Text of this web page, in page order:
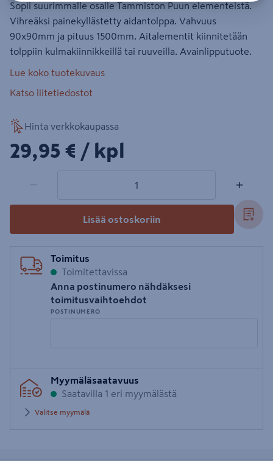
Sopii suurimmalle osalle Tammiston Puun elementeistä.
Vihreäksi painekyllästetty aidantolppa. Vahvuus
90x90mm ja pituus 1500mm. Aitalementit kiinnitetään
tolppiin kulmakiinnikkeillä tai ruuveilla. Avainlipputuote.
Lue koko tuotekuvaus
Katso liitetiedostot
Hinta verkkokaupassa
29,95€/kpl
29,95 € / kpl
− +
Lisää ostoskoriin
Toimitus
Toimitettavissa
Anna postinumero nähdäksesi
toimitusvaihtoehdot
POSTINUMERO
postinumero
Myymäläsaatavuus
Saatavilla 1 eri myymälästä
Valitse myymälä